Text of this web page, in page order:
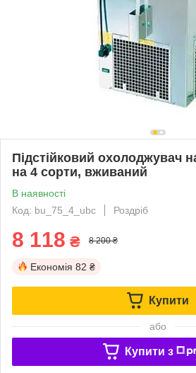
Підстійковий охолоджувач
на 4 сорти, вживаний
В наявності
Код: bu_75_4_ubc
Роздріб
8 118 ₴ 8 200 ₴
Економія 82 ₴
Купити
або
Купити з